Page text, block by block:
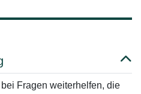
Fragen weiterhelfen, die